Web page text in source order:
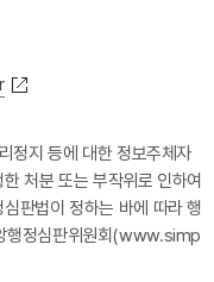
정지 등에 대한 정보주체자
처분 또는 부작위로 인하여
판법이 정하는 바에 따라 행
행정심판위원회(www.simp